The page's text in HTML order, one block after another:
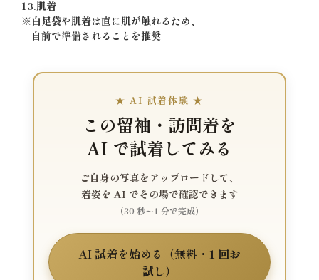
13.肌着
※白足袋や肌着は直に肌が触れるため、
自前で準備されることを推奨
★ AI 試着体験 ★
この留袖・訪問着を
AI で試着してみる
ご自身の写真をアップロードして、
着姿を AI でその場で確認できます
（30 秒〜1 分で完成）
AI 試着を始める（無料・1 回お
試し）